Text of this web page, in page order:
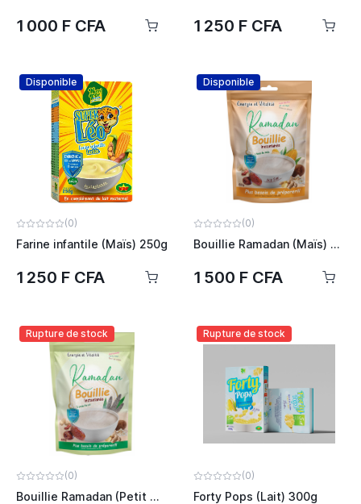
1 000 F CFA 1 250 F CFA
Disponible
(0)
Farine infantile (Maïs) 250g
1 250 F CFA
Disponible
(0)
Bouillie Ramadan (Maïs) 500g
1 500 F CFA
Rupture de stock
(0)
Bouillie Ramadan (Petit Mil) 500g
Rupture de stock
(0)
Forty Pops (Lait) 300g